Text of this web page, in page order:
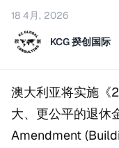
18 4月, 2026
KCG 揆创国际
澳大利亚将实施《
大、更公平的退休
Amendment